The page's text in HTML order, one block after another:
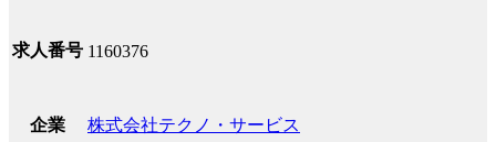
求人番号 1160376
企業 株式会社テクノ・サービス